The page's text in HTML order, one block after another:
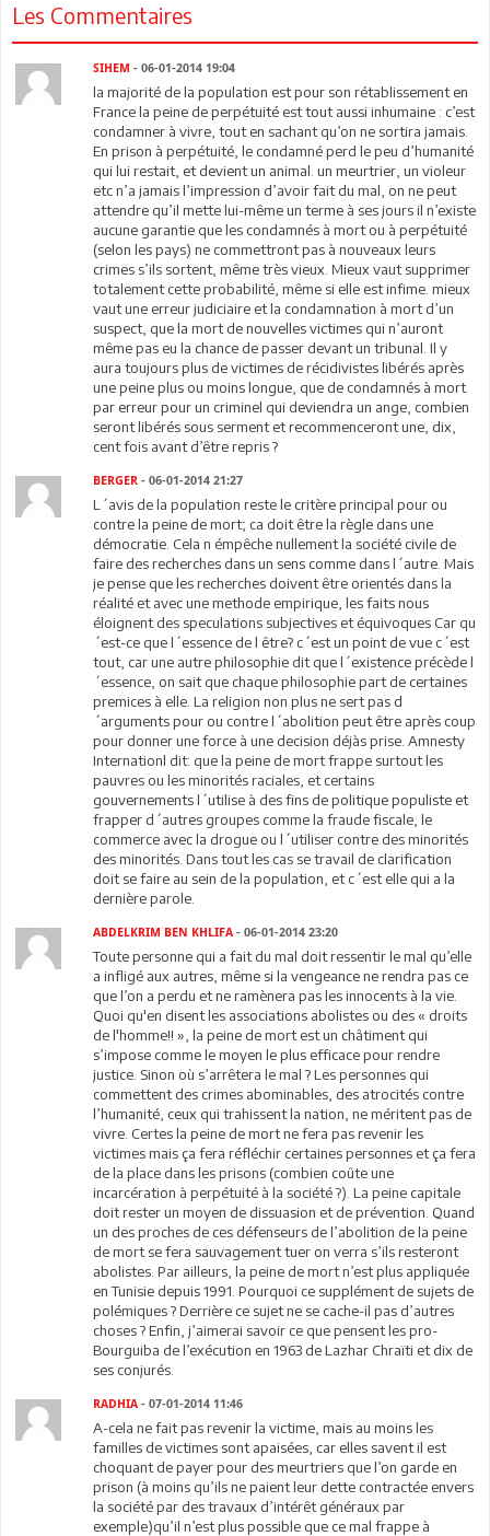
Les Commentaires
SIHEM - 06-01-2014 19:04
la majorité de la population est pour son rétablissement en
France la peine de perpétuité est tout aussi inhumaine : c’est
condamner à vivre, tout en sachant qu’on ne sortira jamais.
En prison à perpétuité, le condamné perd le peu d’humanité
qui lui restait, et devient un animal. un meurtrier, un violeur
etc n’a jamais l’impression d’avoir fait du mal, on ne peut
attendre qu’il mette lui-même un terme à ses jours il n’existe
aucune garantie que les condamnés à mort ou à perpétuité
(selon les pays) ne commettront pas à nouveaux leurs
crimes s’ils sortent, même très vieux. Mieux vaut supprimer
totalement cette probabilité, même si elle est infime. mieux
vaut une erreur judiciaire et la condamnation à mort d’un
suspect, que la mort de nouvelles victimes qui n’auront
même pas eu la chance de passer devant un tribunal. Il y
aura toujours plus de victimes de récidivistes libérés après
une peine plus ou moins longue, que de condamnés à mort
par erreur pour un criminel qui deviendra un ange, combien
seront libérés sous serment et recommenceront une, dix,
cent fois avant d’être repris ?
BERGER - 06-01-2014 21:27
L´avis de la population reste le critère principal pour ou
contre la peine de mort; ca doit être la règle dans une
démocratie. Cela n émpêche nullement la société civile de
faire des recherches dans un sens comme dans l´autre. Mais
je pense que les recherches doivent être orientés dans la
réalité et avec une methode empirique, les faits nous
éloignent des speculations subjectives et équivoques Car qu
´est-ce que l´essence de l être? c´est un point de vue c´est
tout, car une autre philosophie dit que l´existence précède l
´essence, on sait que chaque philosophie part de certaines
premices à elle. La religion non plus ne sert pas d
´arguments pour ou contre l´abolition peut être après coup
pour donner une force à une decision déjàs prise. Amnesty
Internationl dit: que la peine de mort frappe surtout les
pauvres ou les minorités raciales, et certains
gouvernements l´utilise à des fins de politique populiste et
frapper d´autres groupes comme la fraude fiscale, le
commerce avec la drogue ou l´utiliser contre des minorités
des minorités. Dans tout les cas se travail de clarification
doit se faire au sein de la population, et c´est elle qui a la
dernière parole.
ABDELKRIM BEN KHLIFA - 06-01-2014 23:20
Toute personne qui a fait du mal doit ressentir le mal qu’elle
a infligé aux autres, même si la vengeance ne rendra pas ce
que l’on a perdu et ne ramènera pas les innocents à la vie.
Quoi qu'en disent les associations abolistes ou des « droits
de l'homme!! », la peine de mort est un châtiment qui
s’impose comme le moyen le plus efficace pour rendre
justice. Sinon où s’arrêtera le mal ? Les personnes qui
commettent des crimes abominables, des atrocités contre
l’humanité, ceux qui trahissent la nation, ne méritent pas de
vivre. Certes la peine de mort ne fera pas revenir les
victimes mais ça fera réfléchir certaines personnes et ça fera
de la place dans les prisons (combien coûte une
incarcération à perpétuité à la société ?). La peine capitale
doit rester un moyen de dissuasion et de prévention. Quand
un des proches de ces défenseurs de l’abolition de la peine
de mort se fera sauvagement tuer on verra s’ils resteront
abolistes. Par ailleurs, la peine de mort n’est plus appliquée
en Tunisie depuis 1991. Pourquoi ce supplément de sujets de
polémiques ? Derrière ce sujet ne se cache-il pas d’autres
choses ? Enfin, j’aimerai savoir ce que pensent les pro-
Bourguiba de l’exécution en 1963 de Lazhar Chraïti et dix de
ses conjurés.
RADHIA - 07-01-2014 11:46
A-cela ne fait pas revenir la victime, mais au moins les
familles de victimes sont apaisées, car elles savent il est
choquant de payer pour des meurtriers que l’on garde en
prison (à moins qu’ils ne paient leur dette contractée envers
la société par des travaux d’intérêt généraux par
exemple)qu’il n’est plus possible que ce mal frappe à